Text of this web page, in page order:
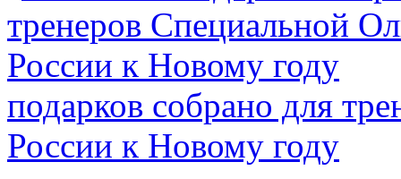
подарков собрано для
России к Новому году